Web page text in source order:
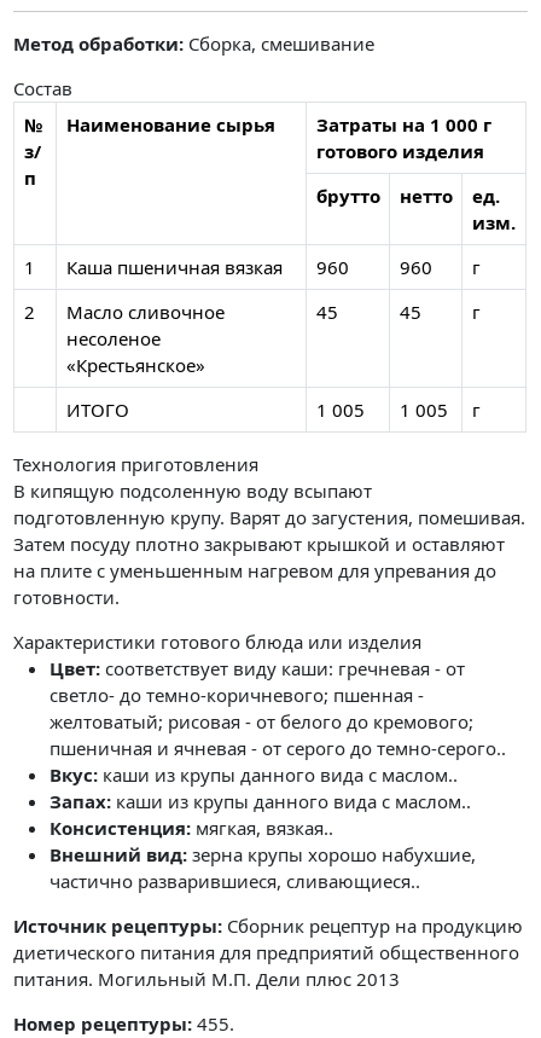
Метод обработки: Сборка, смешивание
Состав
№
з/
п
Наименование сырья
Затраты на 1 000 г
готового изделия
брутто
нетто
ед.
изм.
1
Каша пшеничная вязкая 960 960
г
2
Масло сливочное
несоленое
«Крестьянское»
45 45 г
ИТОГО 1 005 1 005 г
Технология приготовления
В кипящую подсоленную воду всыпают
подготовленную крупу. Варят до загустения, помешивая.
Затем посуду плотно закрывают крышкой и оставляют
на плите с уменьшенным нагревом для упревания до
готовности.
Характеристики готового блюда или изделия
Цвет: соответствует виду каши: гречневая - от
светло- до темно-коричневого; пшенная -
желтоватый; рисовая - от белого до кремового;
пшеничная и ячневая - от серого до темно-серого..
Вкус: каши из крупы данного вида с маслом..
Запах: каши из крупы данного вида с маслом..
Консистенция: мягкая, вязкая..
Внешний вид: зерна крупы хорошо набухшие,
частично разварившиеся, сливающиеся..
Источник рецептуры: Сборник рецептур на продукцию
диетического питания для предприятий общественного
питания. Могильный М.П. Дели плюс 2013
Номер рецептуры: 455.